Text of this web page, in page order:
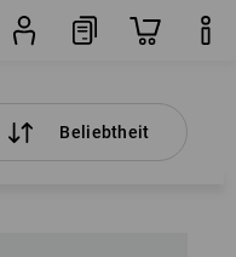
Beliebtheit
Beliebtheit